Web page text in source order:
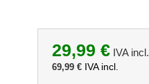
29,99 €IVA incl.
69,99 €IVA incl.